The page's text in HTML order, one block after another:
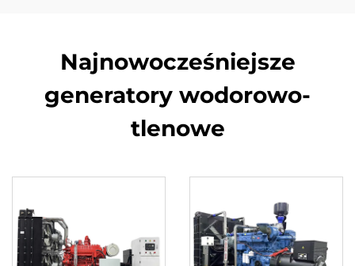
Najnowocześniejsze
generatory wodorowo-
tlenowe